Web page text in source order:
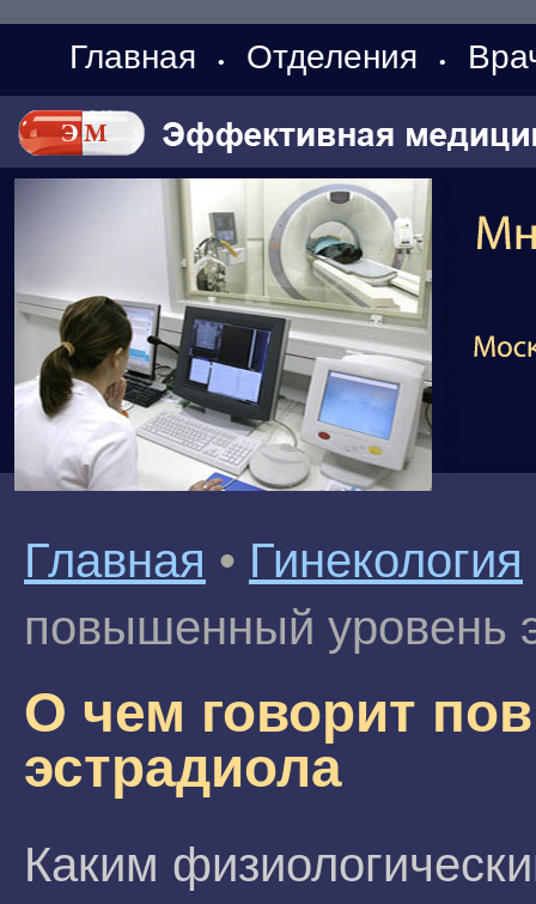
Главная • Отделения •
Главная • Гинекология
повышенный уровень
О чем говорит
эстрадиола
Каким